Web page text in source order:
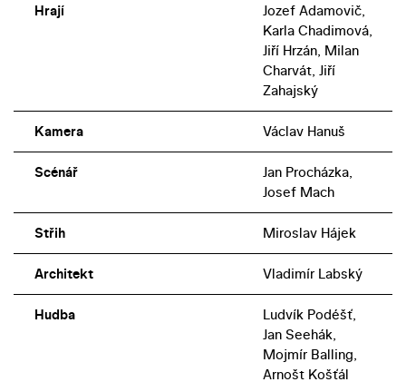
Hrají
Jozef Adamovič,
Karla Chadimová,
Jiří Hrzán, Milan
Charvát, Jiří
Zahajský
Kamera Václav Hanuš
Scénář
Jan Procházka,
Josef Mach
Střih Miroslav Hájek
Architekt Vladimír Labský
Hudba
Ludvík Podéšť,
Jan Seehák,
Mojmír Balling,
Arnošt Košťál